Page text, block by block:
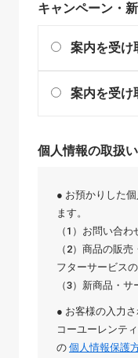
キャンペーン・
案内を受け
案内を受け
個人情報の取扱
● お預かりした
ます。
（1）お問い合
（2）商品の販
フターサービス
（3）新商品・
● お客様の入力さ
コーユーレンテ
の 個人情報保護